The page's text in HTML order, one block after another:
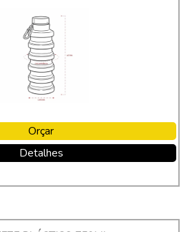
Orçar
Detalhes